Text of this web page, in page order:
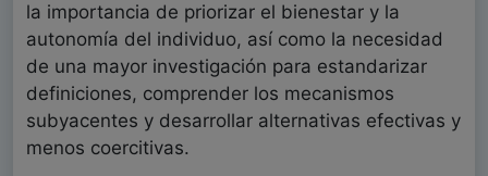
la importancia de priorizar el bienestar y la
autonomía del individuo, así como la necesidad
de una mayor investigación para estandarizar
definiciones, comprender los mecanismos
subyacentes y desarrollar alternativas efectivas y
menos coercitivas.